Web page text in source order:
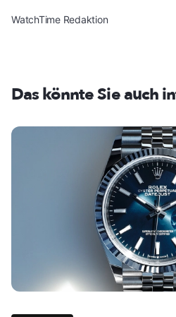
WatchTime Redaktion
Das könnte Sie auch